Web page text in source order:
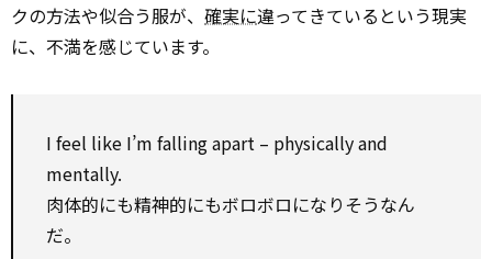
クの方法や似合う服が、 確実に違ってきているという現実
に、不満を感じています。
I feel like I’m falling apart – physically and
mentally.
肉体的にも精神的にもボロボロになりそうなん
だ。